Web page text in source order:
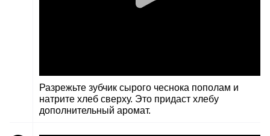
Разрежьте зубчик сырого чеснока пополам и
натрите хлеб сверху. Это придаст хлебу
дополнительный аромат.